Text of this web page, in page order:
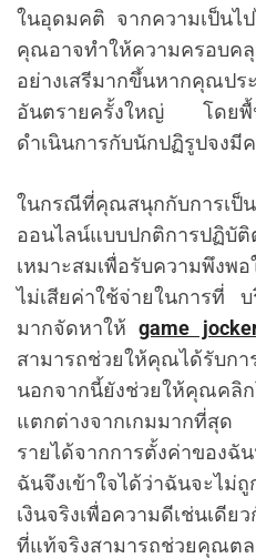
ในอุดมคติ จากความเป็นไ
คุณอาจทำให้ความครอบค
อย่างเสรีมากขึ้นหากคุณปร
อันตรายครั้งใหญ่ โดยพื้
ดำเนินการกับนักปฏิรูปจงมี
ในกรณีที่คุณสนุกกับการเป็
ออนไลน์แบบปกติการปฏิบัติ
เหมาะสมเพื่อรับความพึงพ
ไม่เสียค่าใช้จ่ายในการที่
มากจัดหาให้game
สามารถช่วยให้คุณได้รับกา
นอกจากนี้ยังช่วยให้คุณคลิ
แตกต่างจากเกมมากที่สุด
รายได้จากการตั้งค่าของฉั
ฉันจึงเข้าใจได้ว่าฉันจะไม่
เงินจริงเพื่อความดีเช่นเดี
ที่แท้จริงสามารถช่วยคุณตล